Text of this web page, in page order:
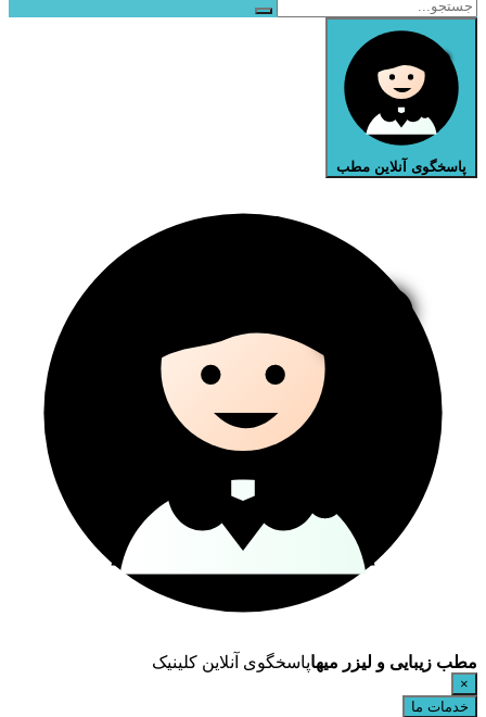
پاسخگوی آنلاین مطب
مطب زیبایی و لیزر میهاپاسخگوی آنلاین کلینیک
×
خدمات ما